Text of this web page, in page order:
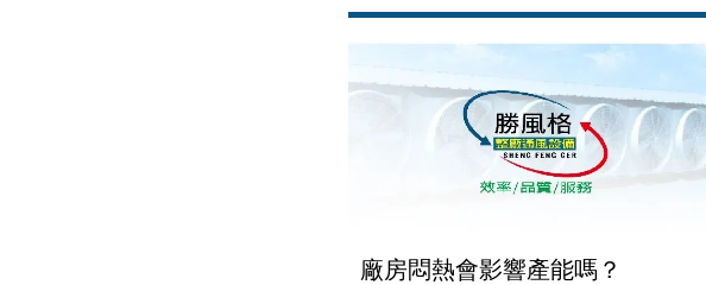
至神經系統損傷。
廠房悶熱會影響產能嗎？